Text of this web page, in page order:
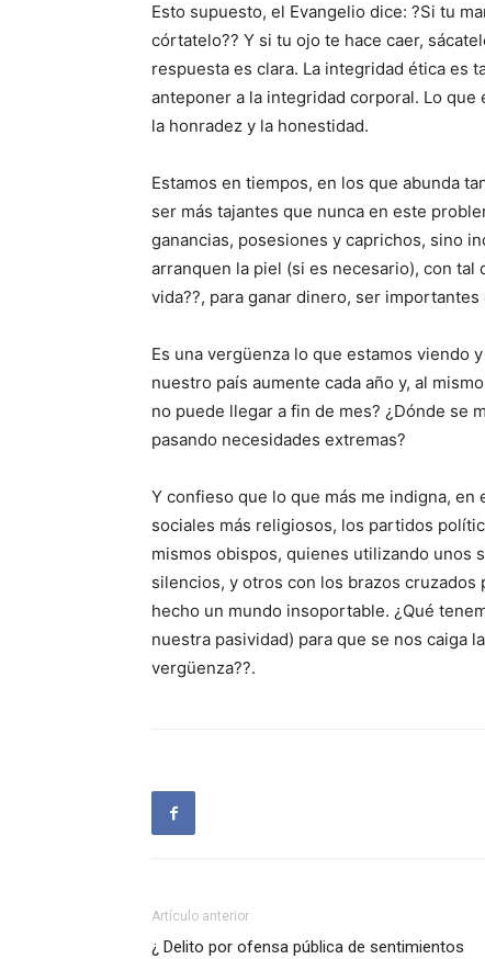
Esto supuesto, el Evangelio dice: ?Si tu
córtatelo?? Y si tu ojo te hace caer,
respuesta es clara. La integridad ética es
anteponer a la integridad corporal. Lo
la honradez y la honestidad.
Estamos en tiempos, en los que abunda
ser más tajantes que nunca en este
ganancias, posesiones y caprichos, sino
arranquen la piel (si es necesario), con
vida??, para ganar dinero, ser
Es una vergüenza lo que estamos viendo
nuestro país aumente cada año y, al
no puede llegar a fin de mes? ¿Dónde se
pasando necesidades extremas?
Y confieso que lo que más me indigna,
sociales más religiosos, los partidos
mismos obispos, quienes utilizando unos
silencios, y otros con los brazos
hecho un mundo insoportable. ¿Qué
nuestra pasividad) para que se nos caiga
vergüenza??.
Artículo anterior
¿ Delito por ofensa pública de sentimientos